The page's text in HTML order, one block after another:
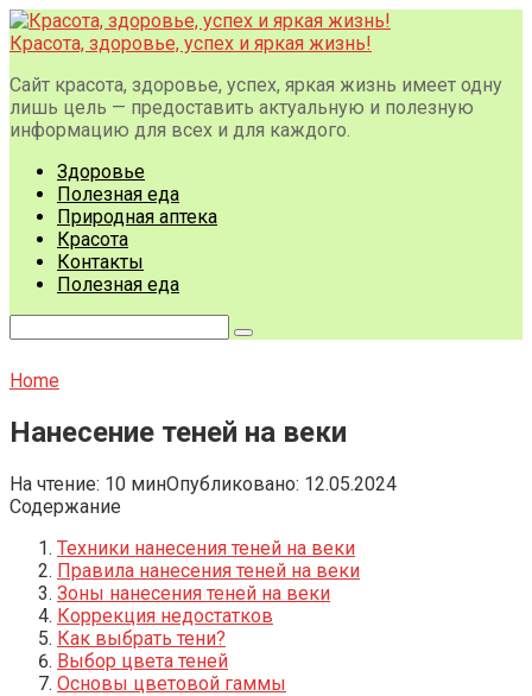
Перейти
к
Красота, здоровье, успех и яркая жизнь!
Сайт красота, здоровье, успех, яркая жизнь имеет одну
лишь цель — предоставить актуальную и полезную
информацию для всех и для каждого.
Здоровье
Полезная еда
Природная аптека
Красота
Контакты
Полезная еда
Home
Нанесение теней на веки
На чтение: 10 минОпубликовано: 12.05.2024
Содержание
Техники нанесения теней на веки
Правила нанесения теней на веки
Зоны нанесения теней на веки
Коррекция недостатков
Как выбрать тени?
Выбор цвета теней
Основы цветовой гаммы